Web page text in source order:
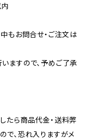
もお問合せ・ご注文は
ますので、予めご了承
たら商品代金・送料弊
で、恐れ入りますがメ